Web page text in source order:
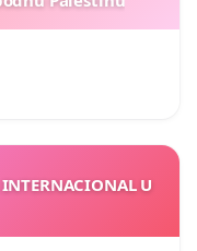
INTERNACIONAL U